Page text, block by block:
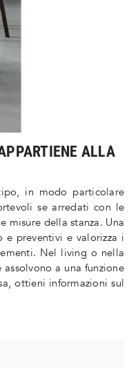
ALLA
in modo particolare
se arredati con le
misure della stanza. Una
preventivi e valorizza i
Nel living o nella
a una funzione
ottieni informazioni sul